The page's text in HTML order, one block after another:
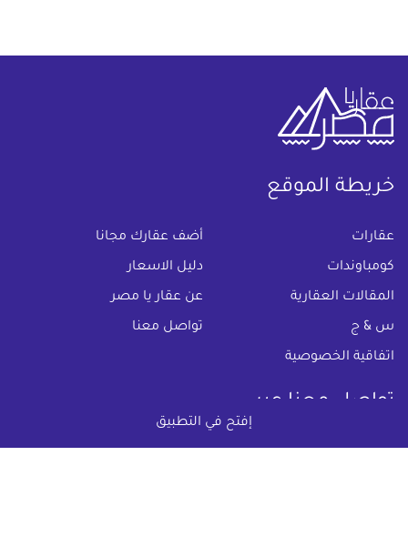
إفتح في التطبيق
خريطة الموقع
عقارات أضف عقارك مجانا
كومباوندات دليل الاسعار
المقالات العقارية عن عقار يا مصر
س & ج تواصل معنا
اتفاقية الخصوصية
تواصل معنا عبر